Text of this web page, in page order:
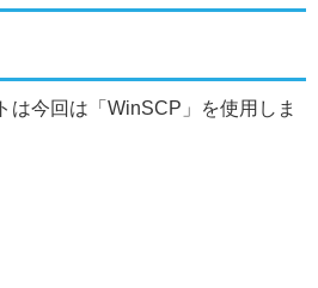
は今回は「WinSCP」を使用しま